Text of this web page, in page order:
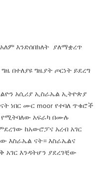
እንድሰበክለት ያለማቋረጥ
በተለያዩ ግዜያት ጦርነት ይደረግ
አሲሪያ ኢስራኤል ኢትዮጵያ
ነበር ሙር moor የተባለ ጥቁሮች
የሚትባለው አፍራካ በሙሉ
ከአውሮፓና አረብ አገር
እስራኤል ናት። እስራኤልና
እንዳትሆን ያደረገቺው